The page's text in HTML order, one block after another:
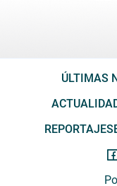
ÚLTIMAS
REPORTAJES